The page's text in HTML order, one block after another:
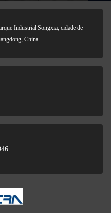
Industrial Songxia, cidade de
China